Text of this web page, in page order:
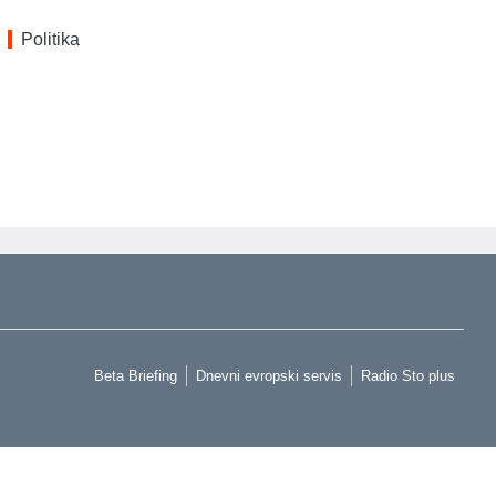
Politika
Beta Briefing Dnevni evropski servis Radio Sto plus